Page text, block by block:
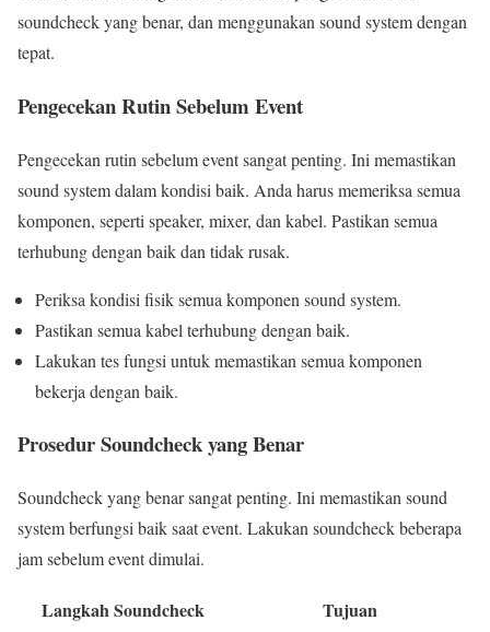
soundcheck yang benar, dan menggunakan sound system dengan
tepat.
Pengecekan Rutin Sebelum Event
Pengecekan rutin sebelum event sangat penting. Ini memastikan
sound system dalam kondisi baik. Anda harus memeriksa semua
komponen, seperti speaker, mixer, dan kabel. Pastikan semua
terhubung dengan baik dan tidak rusak.
Periksa kondisi fisik semua komponen sound system.
Pastikan semua kabel terhubung dengan baik.
Lakukan tes fungsi untuk memastikan semua komponen
bekerja dengan baik.
Prosedur Soundcheck yang Benar
Soundcheck yang benar sangat penting. Ini memastikan sound
system berfungsi baik saat event. Lakukan soundcheck beberapa
jam sebelum event dimulai.
Langkah Soundcheck Tujuan